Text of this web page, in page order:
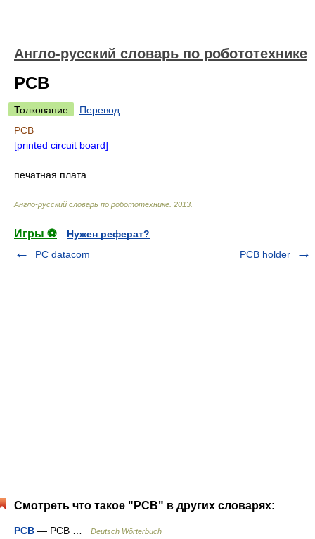
Англо-русский словарь по робототехнике
PCB
Толкование
Перевод
PCB
[printed circuit board]
печатная плата
Англо-русский словарь по робототехнике 2013
Игры ⚽
Нужен реферат?
PC datacom
PCB holder
Смотреть что такое "PCB" в других словарях:
PCB — PCB … Deutsch Wörterbuch